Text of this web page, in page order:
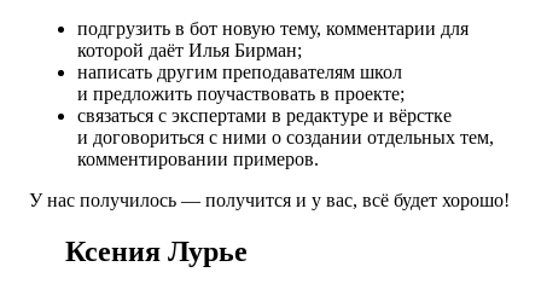
подгрузить в бот новую тему, комментарии для
которой даёт Илья Бирман;
написать другим преподавателям школ
и предложить поучаствовать в проекте;
связаться с экспертами в редактуре и вёрстке
и договориться с ними о создании отдельных тем,
комментировании примеров.
У нас получилось — получится и у вас, всё будет хорошо!
Ксения Лурье